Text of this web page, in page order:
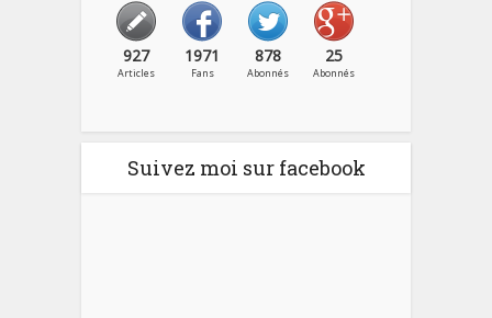
927
Articles
1971
Fans
878
Abonnés
25
Abonnés
Suivez moi sur facebook